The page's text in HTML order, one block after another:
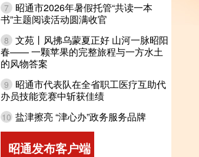
7
昭通市2026年暑假托管“共读一本
书”主题阅读活动圆满收官
8 文苑丨风拂乌蒙夏正好 山河一脉昭阳
春—— 一颗苹果的完整旅程与一方水土
的风物答案
9
昭通市代表队在全省职工医疗互助代
办员技能竞赛中斩获佳绩
10 盐津擦亮 “津心办”政务服务品牌
昭通发布客户端